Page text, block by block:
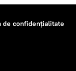
de confidențialitate